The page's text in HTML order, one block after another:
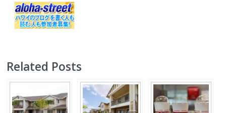
Related Posts